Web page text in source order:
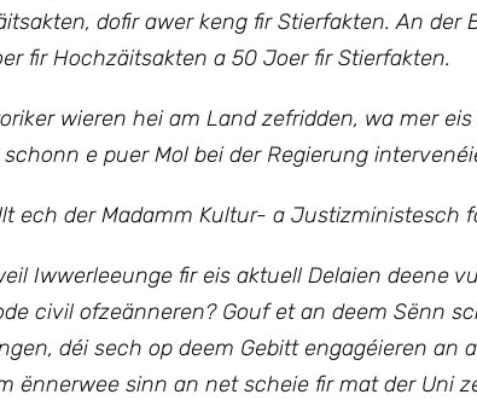
dofir awer keng fir Stierfakten. An der
fir Hochzäitsakten a 50 Joer fir Stierfakten.
wieren hei am Land zefridden, wa mer
e puer Mol bei der Regierung
ech der Madamm Kultur- a Justizministesch
Iwwerleeunge fir eis aktuell Delaien deene
civil ofzeänneren? Gouf et an deem Sënn
déi sech op deem Gebitt engagéieren
ënnerwee sinn an net scheie fir mat der Uni